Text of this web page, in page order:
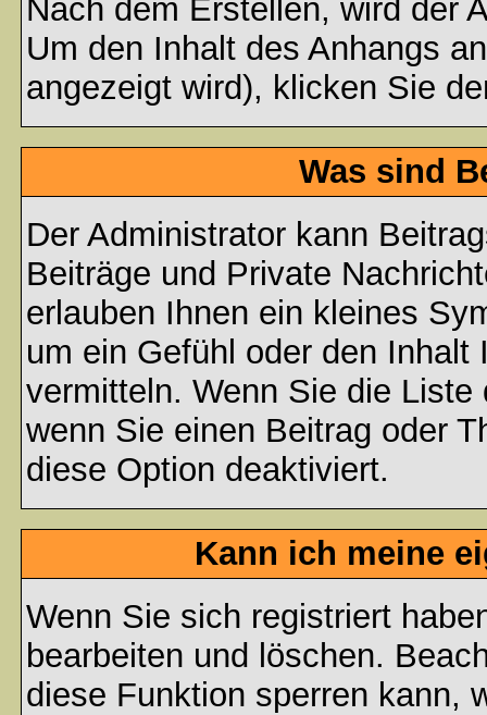
Nach dem Erstellen, wird der
Um den Inhalt des Anhangs
angezeigt wird), klicken Sie
Was sind
Der Administrator kann
Beiträge und Private
erlauben Ihnen ein kleines
um ein Gefühl oder den
vermitteln. Wenn Sie die
wenn Sie einen Beitrag oder
diese Option deaktiviert.
Kann ich meine
Wenn Sie sich registriert
bearbeiten und löschen.
diese Funktion sperren kann,